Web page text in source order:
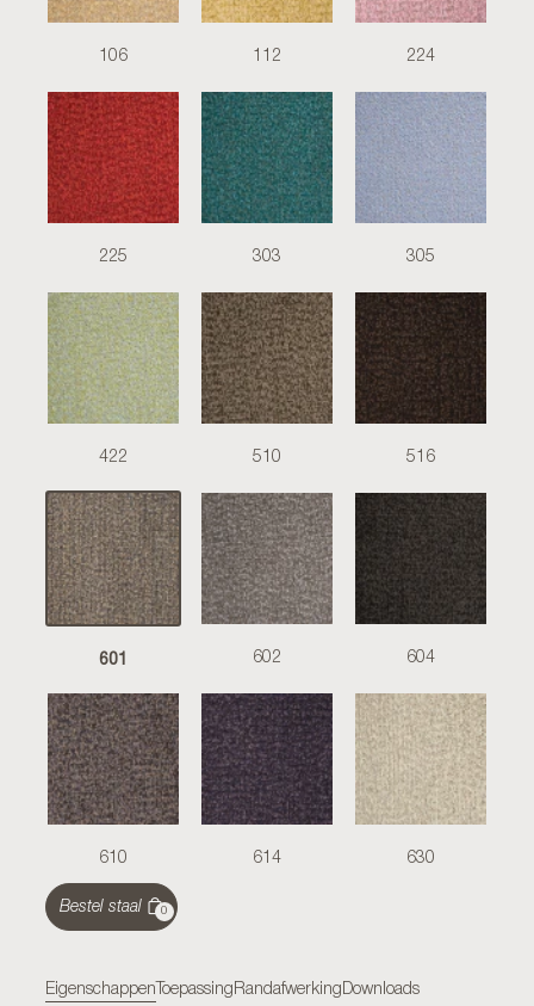
106 112 224
225 303 305
422 510 516
601 602 604
610 614 630
Bestel staal 0
Eigenschappen Toepassing Randafwerking Downloads